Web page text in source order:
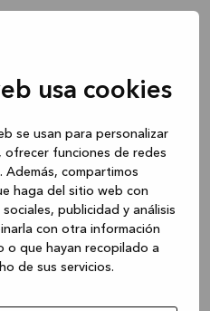
usa cookies
se usan para personalizar
ofrecer funciones de redes
Además, compartimos
haga del sitio web con
publicidad y análisis
con otra información
o que hayan recopilado a
de sus servicios.